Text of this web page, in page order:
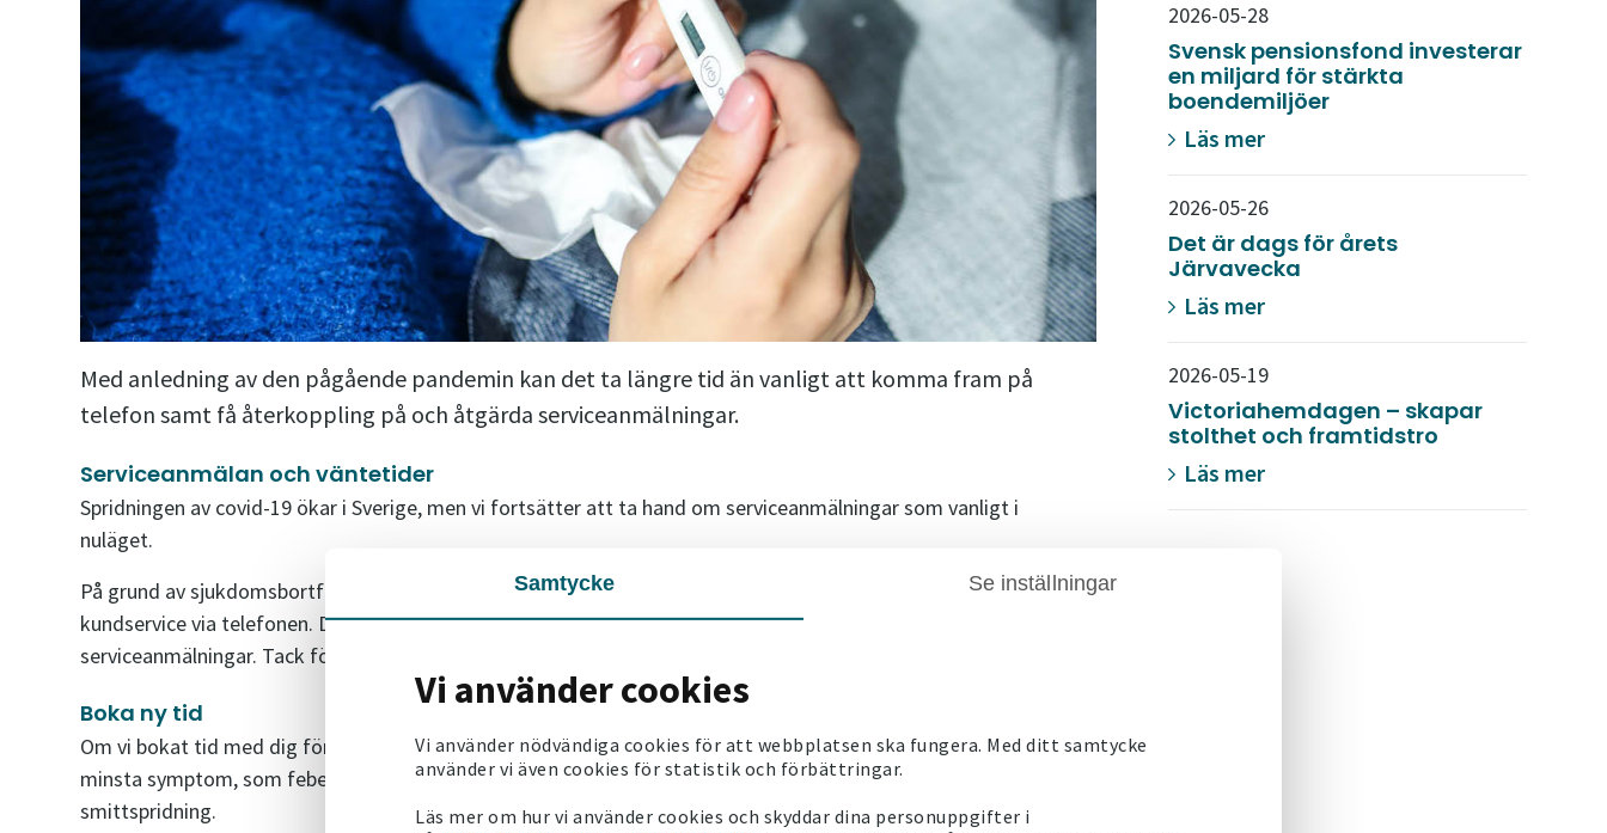
Samtycke Se inställningar
Vi använder cookies
Vi använder nödvändiga cookies för att webbplatsen ska fungera. Med ditt samtycke
använder vi även cookies för statistik och förbättringar.
Läs mer om hur vi använder cookies och skyddar dina personuppgifter i
Med anledning av den pågående pandemin kan det ta längre tid än vanligt att komma fram på
telefon samt få återkoppling på och åtgärda serviceanmälningar.
Serviceanmälan och väntetider
Spridningen av covid-19 ökar i Sverige, men vi fortsätter att ta hand om serviceanmälningar som vanligt i
nuläget.
På grund av sjukdomsbortfall bland våra medarbetare kan det ta längre tid än vanligt att komma fram till
kundservice via telefonen. Det kan även ta lite längre tid än normalt för oss att återkoppla på och åtgärda
serviceanmälningar. Tack för din förståelse!
Boka ny tid
Om vi bokat tid med dig för att åtgärda något i din lägenhet, är det viktigt att du hör av dig till oss om du har
minsta symptom, som feber eller hosta. Så bokar vi in en ny tid. På så sätt kan vi minska risken för
smittspridning.
2026-05-28
Svensk pensionsfond investerar
en miljard för stärkta
boendemiljöer
Läs mer
2026-05-26
Det är dags för årets
Järvavecka
Läs mer
2026-05-19
Victoriahemdagen – skapar
stolthet och framtidstro
Läs mer